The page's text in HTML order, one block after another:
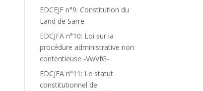
EDCEJF n°9: Constitution du
Land de Sarre
EDCJFA n°10: Loi sur la
procédure administrative non
contentieuse -VwVfG-
EDCJFA n°11: Le statut
constitutionnel de